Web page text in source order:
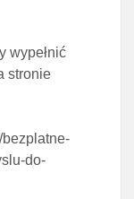
wypełnić
stronie
do-